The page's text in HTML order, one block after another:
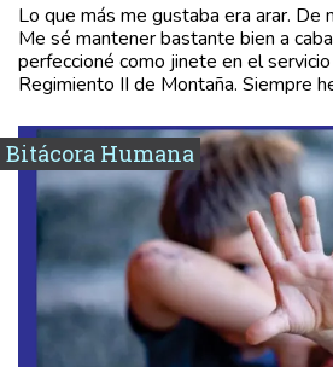
Lo que más me gustaba era arar. De
Me sé mantener bastante bien a
perfeccioné como jinete en el
Regimiento II de Montaña. Siempre
Bitácora Humana